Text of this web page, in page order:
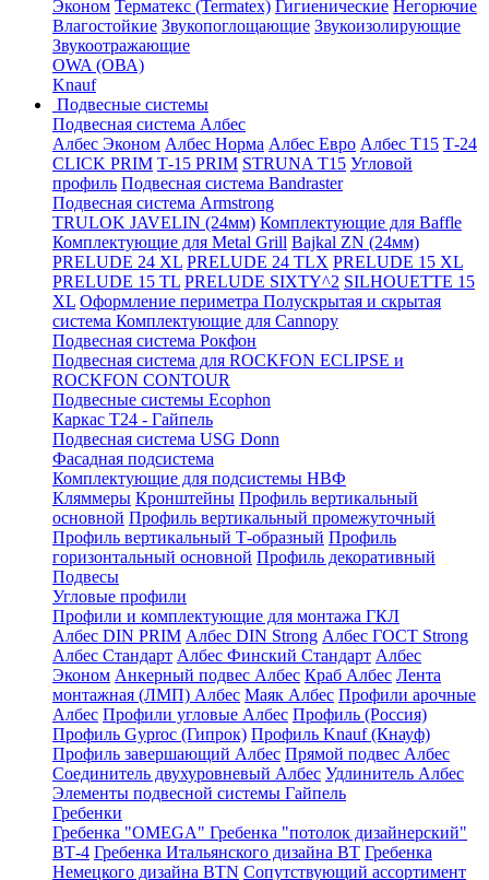
Эконом Терматекс (Termatex) Гигиенические Негорючие
Влагостойкие Звукопоглощающие Звукоизолирующие
Звукоотражающие
OWA (ОВА)
Knauf
Подвесные системы
Подвесная система Албес
Албес Эконом Албес Норма Албес Евро Албес T15 Т-24
CLICK PRIM Т-15 PRIM STRUNA Т15 Угловой
профиль Подвесная система Bandraster
Подвесная система Armstrong
TRULOK JAVELIN (24мм) Комплектующие для Baffle
Комплектующие для Metal Grill Bajkal ZN (24мм)
PRELUDE 24 XL PRELUDE 24 TLX PRELUDE 15 XL
PRELUDE 15 TL PRELUDE SIXTY^2 SILHOUETTE 15
XL Оформление периметра Полускрытая и скрытая
система Комплектующие для Cannopy
Подвесная система Рокфон
Подвесная система для ROCKFON ECLIPSE и
ROCKFON CONTOUR
Подвесные системы Ecophon
Каркас Т24 - Гайпель
Подвесная система USG Donn
Фасадная подсистема
Комплектующие для подсистемы НВФ
Кляммеры Кронштейны Профиль вертикальный
основной Профиль вертикальный промежуточный
Профиль вертикальный Т-образный Профиль
горизонтальный основной Профиль декоративный
Подвесы
Угловые профили
Профили и комплектующие для монтажа ГКЛ
Албес DIN PRIM Албес DIN Strong Албес ГОСТ Strong
Албес Стандарт Албес Финский Стандарт Албес
Эконом Анкерный подвес Албес Краб Албес Лента
монтажная (ЛМП) Албес Маяк Албес Профили арочные
Албес Профили угловые Албес Профиль (Россия)
Профиль Gyproc (Гипрок) Профиль Knauf (Кнауф)
Профиль завершающий Албес Прямой подвес Албес
Соединитель двухуровневый Албес Удлинитель Албес
Элементы подвесной системы Гайпель
Гребенки
Гребенка "OMEGA" Гребенка "потолок дизайнерский"
ВТ-4 Гребенка Итальянского дизайна BT Гребенка
Немецкого дизайна ВТN Сопутствующий ассортимент